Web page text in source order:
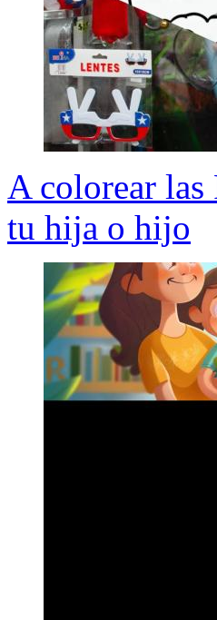
A colorear las
tu hija o hijo